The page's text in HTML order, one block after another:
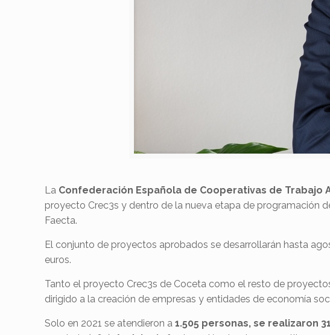
La Confederación Española de Cooperativas de Trabajo
proyecto Crec3s y dentro de la nueva etapa de programación
Faecta.
El conjunto de proyectos aprobados se desarrollarán hasta
euros.
Tanto el proyecto Crec3s de Coceta como el resto de
dirigido a la creación de empresas y entidades de economía
Solo en 2021 se atendieron a1.505 personas, se realizaron